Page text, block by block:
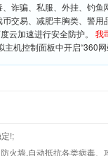
诈骗、私服、外挂、钓
交易、减肥丰胸类、警
云加速进行安全防护。 我
机控制面板中开启“360
!;
火墙,自动抵抗各类病毒、